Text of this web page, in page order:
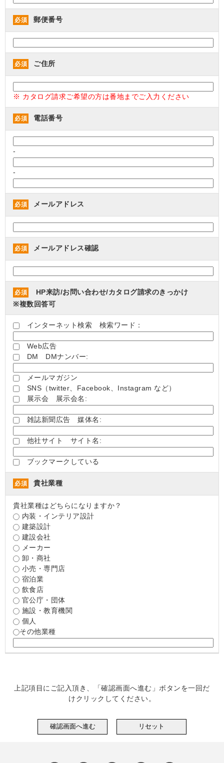
必須 郵便番号
必須 ご住所
※ カタログ請求ご希望の方は番地までご入力ください
必須 電話番号
-
-
必須 メールアドレス
必須 メールアドレス確認
必須
HP来訪/お問い合わせ/カタログ請求のきっかけ
※複数回答可
インターネット検索 検索ワード：
Web広告
DM DMナンバー:
メールマガジン
SNS（twitter、Facebook、Instagram など）
展示会 展示会名:
雑誌新聞広告 媒体名:
他社サイト サイト名:
ブックマークしている
必須 貴社業種
貴社業種はどちらになりますか？
内装・インテリア設計
建築設計
建設会社
メーカー
卸・商社
小売・専門店
宿泊業
飲食店
官公庁・団体
施設・教育機関
個人
その他業種
上記項目にご記入頂き、「確認画面へ進む」ボタンを一回だ
けクリックしてください。